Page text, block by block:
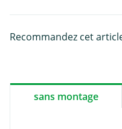
Recommandez cet
sans montage